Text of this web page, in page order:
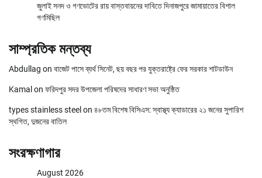
জুলাই সনদ ও গণভোটের রায় বাস্তবায়নের দাবিতে দিনাজপুরে জামায়াতের বিশাল
গণমিছিল
সাম্প্রতিক মন্তব্য
Abdullag on বাজেট পাসে ব্যর্থ সিনেট, ছয় বছর পর যুক্তরাষ্ট্রে ফের সরকার শাটডাউন
Kamal on ফরিদপুর সদর উপজেলা পরিষদের সাধারণ সভা অনুষ্ঠিত
types stainless steel on ৪৮তম বিশেষ বিসিএস: স্বাস্থ্য ক্যাডারের ২১ জনের সুপারিশ
স্থগিত, দুজনের বাতিল
সংরক্ষণাগার
August 2026